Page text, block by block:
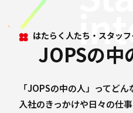
はたらく人たち・スタッ
JOPSの中
「JOPSの中の人」ってどん
入社のきっかけや日々の仕